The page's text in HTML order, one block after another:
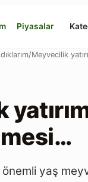
Piyasalar
/Meyvecilik
önemli yaş